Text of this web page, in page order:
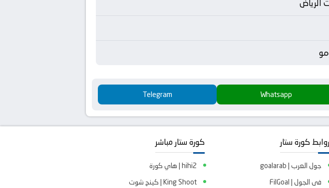
Whatsapp
Telegram
روابط كورة ستار
جول العرب | goalarab
فى الجول | FilGoal
كورة ستار مباشر
hihi2 | هاي كورة
King Shoot | كينج شوت